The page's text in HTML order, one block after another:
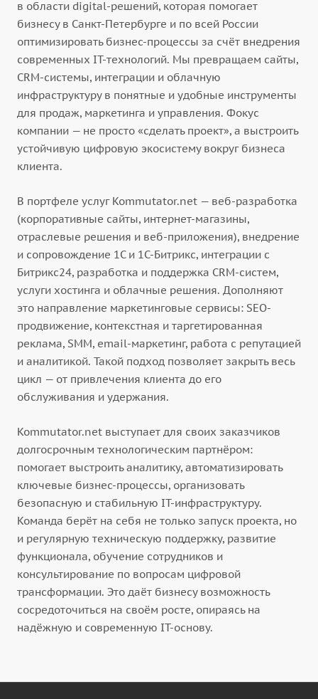
в области digital-решений, которая помогает
бизнесу в Санкт-Петербурге и по всей России
оптимизировать бизнес-процессы за счёт внедрения
современных IT-технологий. Мы превращаем сайты,
CRM-системы, интеграции и облачную
инфраструктуру в понятные и удобные инструменты
для продаж, маркетинга и управления. Фокус
компании — не просто «сделать проект», а выстроить
устойчивую цифровую экосистему вокруг бизнеса
клиента.
В портфеле услуг Kommutator.net — веб-разработка
(корпоративные сайты, интернет-магазины,
отраслевые решения и веб-приложения), внедрение
и сопровождение 1С и 1С-Битрикс, интеграции с
Битрикс24, разработка и поддержка CRM-систем,
услуги хостинга и облачные решения. Дополняют
это направление маркетинговые сервисы: SEO-
продвижение, контекстная и таргетированная
реклама, SMM, email-маркетинг, работа с репутацией
и аналитикой. Такой подход позволяет закрыть весь
цикл — от привлечения клиента до его
обслуживания и удержания.
Kommutator.net выступает для своих заказчиков
долгосрочным технологическим партнёром:
помогает выстроить аналитику, автоматизировать
ключевые бизнес-процессы, организовать
безопасную и стабильную IT-инфраструктуру.
Команда берёт на себя не только запуск проекта, но
и регулярную техническую поддержку, развитие
функционала, обучение сотрудников и
консультирование по вопросам цифровой
трансформации. Это даёт бизнесу возможность
сосредоточиться на своём росте, опираясь на
надёжную и современную IT-основу.